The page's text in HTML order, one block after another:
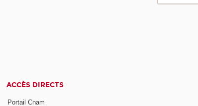
ACCÈS DIRECTS
Portail Cnam